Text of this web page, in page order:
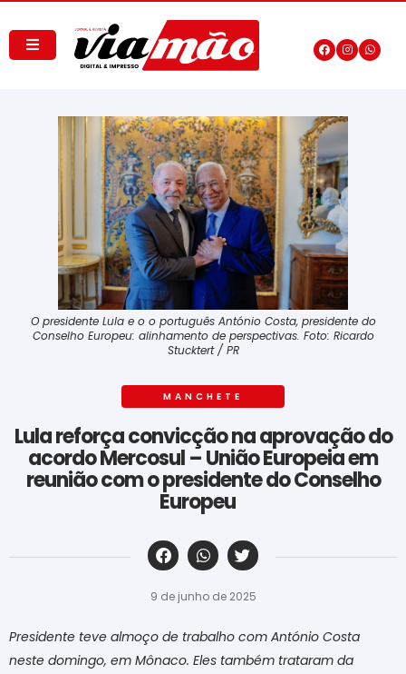
O presidente Lula e o o português António Costa, presidente do
Conselho Europeu: alinhamento de perspectivas. Foto: Ricardo
Stucktert / PR
MANCHETE
Lula reforça convicção na aprovação do
acordo Mercosul – União Europeia em
reunião com o presidente do Conselho
Europeu
‎ ‎ ‎ ‎ ‎ ‎ ‎ ‎ ‎ ‎ ‎ ‎ ‎ ‎ ‎ ‎ ‎ ‎ ‎ ‎ ‎ ‎ ‎ ‎ ‎ ‎ ‎ ‎ ‎ ‎ ‎
9 de junho de 2025
Presidente teve almoço de trabalho com António Costa
neste domingo, em Mônaco. Eles também trataram da